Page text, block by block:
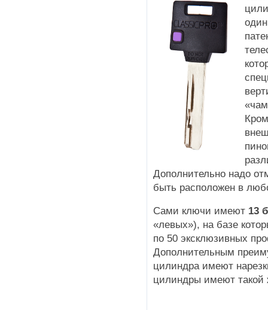
Дополнительно надо
быть расположен в
Сами ключи имеют 13
«левых»), на базе
по 50 эксклюзивных
Дополнительным
цилиндра имеют
цилиндры имеют